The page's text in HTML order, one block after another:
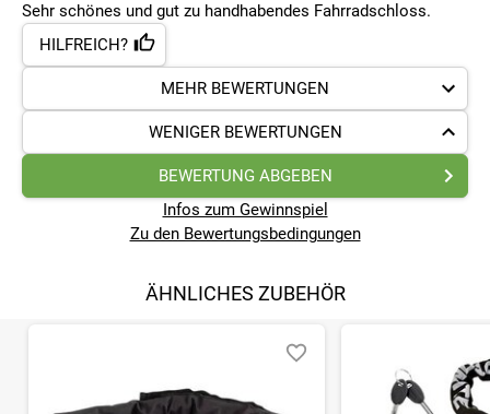
Sehr schönes und gut zu handhabendes Fahrradschloss.
HILFREICH?
MEHR BEWERTUNGEN
WENIGER BEWERTUNGEN
BEWERTUNG ABGEBEN
Infos zum Gewinnspiel
Zu den Bewertungsbedingungen
ÄHNLICHES ZUBEHÖR